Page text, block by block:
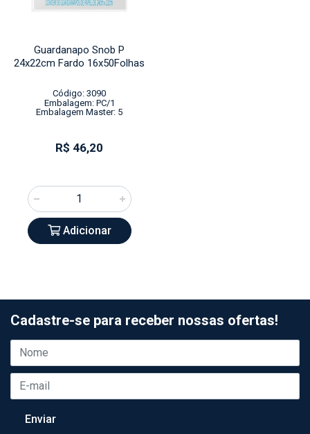
Guardanapo Snob P
24x22cm Fardo 16x50Folhas
Código: 3090
Embalagem: PC/1
Embalagem Master: 5
R$ 46,20
Adicionar
Cadastre-se para receber nossas ofertas!